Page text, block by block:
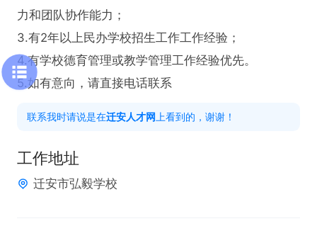
力和团队协作能力；
3.有2年以上民办学校招生工作工作经验；
4.有学校德育管理或教学管理工作经验优先。
5.如有意向，请直接电话联系
联系我时请说是在迁安人才网 上看到的，谢谢！
工作地址
迁安市弘毅学校